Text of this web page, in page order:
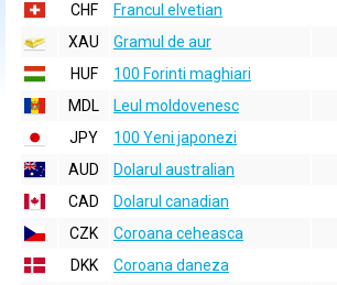
CHF
Francul elvetian
XAU
Gramul de aur
HUF
100 Forinti maghiari
MDL
Leul moldovenesc
JPY
100 Yeni japonezi
AUD
Dolarul australian
CAD
Dolarul canadian
CZK
Coroana ceheasca
DKK
Coroana daneza